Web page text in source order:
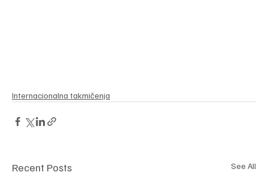
Internacionalna takmičenja
Recent Posts See All